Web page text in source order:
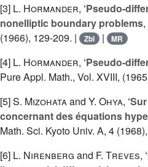
[3] L. Hormander, ‘Pseudo-
nonelliptic boundary problems
(1966), 129-209. |
Zbl | MR
[4] L. Hormander, ‘Pseudo-
Pure Appl. Math., Vol. XVIII,
[5]S. Mizohataand Y. Ohya,
concernant des équations
Math. Sci. Kyoto Univ. A, 4
[6] L. Nirenberg and F. Treves,